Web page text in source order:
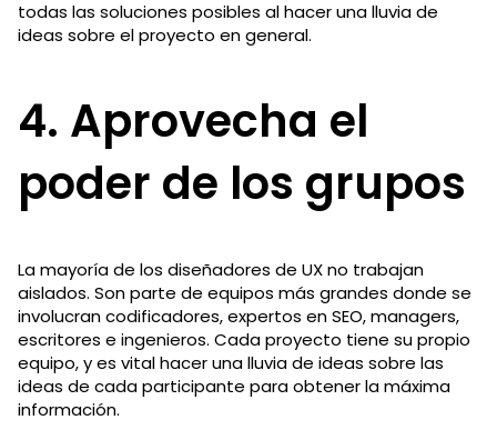
todas las soluciones posibles al hacer una lluvia de
ideas sobre el proyecto en general.
4. Aprovecha el
poder de los grupos
La mayoría de los diseñadores de UX no trabajan
aislados. Son parte de equipos más grandes donde se
involucran codificadores, expertos en SEO, managers,
escritores e ingenieros. Cada proyecto tiene su propio
equipo, y es vital hacer una lluvia de ideas sobre las
ideas de cada participante para obtener la máxima
información.